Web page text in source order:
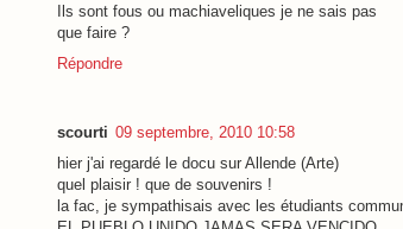
Ils sont fous ou machiaveliques je ne sais pas
que faire ?
Répondre
scourti 09 septembre, 2010 10:58
hier j'ai regardé le docu sur Allende (Arte)
quel plaisir ! que de souvenirs !
la fac, je sympathisais avec les étudiants